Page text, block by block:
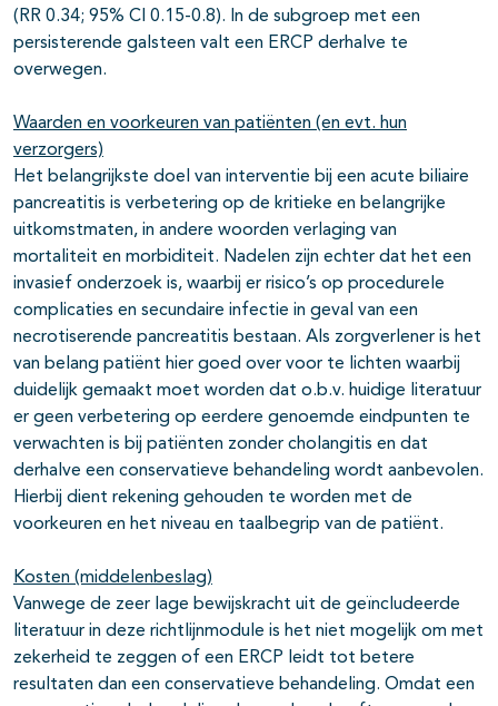
(RR 0.34; 95% CI 0.15-0.8). In de subgroep met een
persisterende galsteen valt een ERCP derhalve te
overwegen.
Waarden en voorkeuren van patiënten (en evt. hun
verzorgers)
Het belangrijkste doel van interventie bij een acute biliaire
pancreatitis is verbetering op de kritieke en belangrijke
uitkomstmaten, in andere woorden verlaging van
mortaliteit en morbiditeit. Nadelen zijn echter dat het een
invasief onderzoek is, waarbij er risico’s op procedurele
complicaties en secundaire infectie in geval van een
necrotiserende pancreatitis bestaan. Als zorgverlener is het
van belang patiënt hier goed over voor te lichten waarbij
duidelijk gemaakt moet worden dat o.b.v. huidige literatuur
er geen verbetering op eerdere genoemde eindpunten te
verwachten is bij patiënten zonder cholangitis en dat
derhalve een conservatieve behandeling wordt aanbevolen.
Hierbij dient rekening gehouden te worden met de
voorkeuren en het niveau en taalbegrip van de patiënt.
Kosten (middelenbeslag)
Vanwege de zeer lage bewijskracht uit de geïncludeerde
literatuur in deze richtlijnmodule is het niet mogelijk om met
zekerheid te zeggen of een ERCP leidt tot betere
resultaten dan een conservatieve behandeling. Omdat een